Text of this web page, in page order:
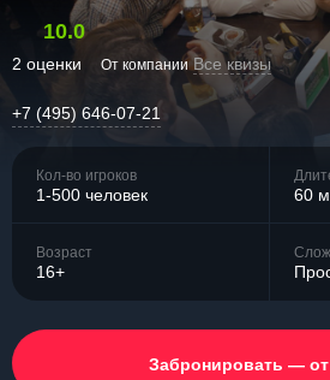
10.0
2 оценки От компании Все квизы
+7 (495) 646-07-21
Кол-во игроков
1-500 человек 60
Возраст
16+
Забронировать — от